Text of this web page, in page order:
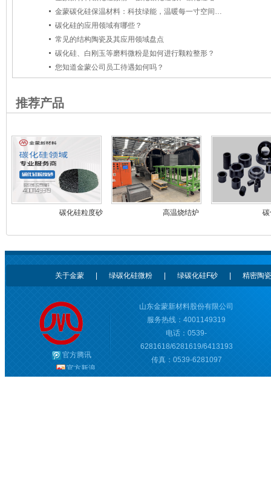
碳化硅的应用领域有哪些？
常见的结构陶瓷及其应用领域盘点
碳化硅、白刚玉等磨料微粉是如何进行颗粒整形？
您知道金蒙公司员工待遇如何吗？
推荐产品
碳化硅粒度砂 高温烧结炉 碳
关于金蒙 绿碳化硅微粉 绿碳化硅F砂 精密陶
官方腾讯
官方新浪
山东金蒙新材料股份有限公司
服务热线：4001149319
电话：0539-
6281618/6281619/6413193
传真：0539-6281097